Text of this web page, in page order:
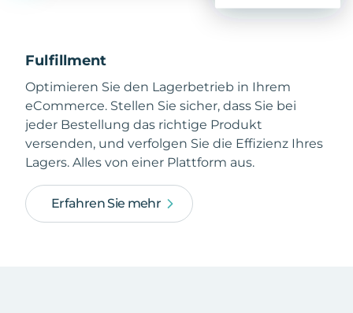
Fulfillment
Optimieren Sie den Lagerbetrieb in Ihrem
eCommerce. Stellen Sie sicher, dass Sie bei
jeder Bestellung das richtige Produkt
versenden, und verfolgen Sie die Effizienz Ihres
Lagers. Alles von einer Plattform aus.
Erfahren Sie mehr